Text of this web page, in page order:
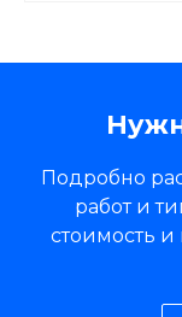
Подробно
работ и
стоимость